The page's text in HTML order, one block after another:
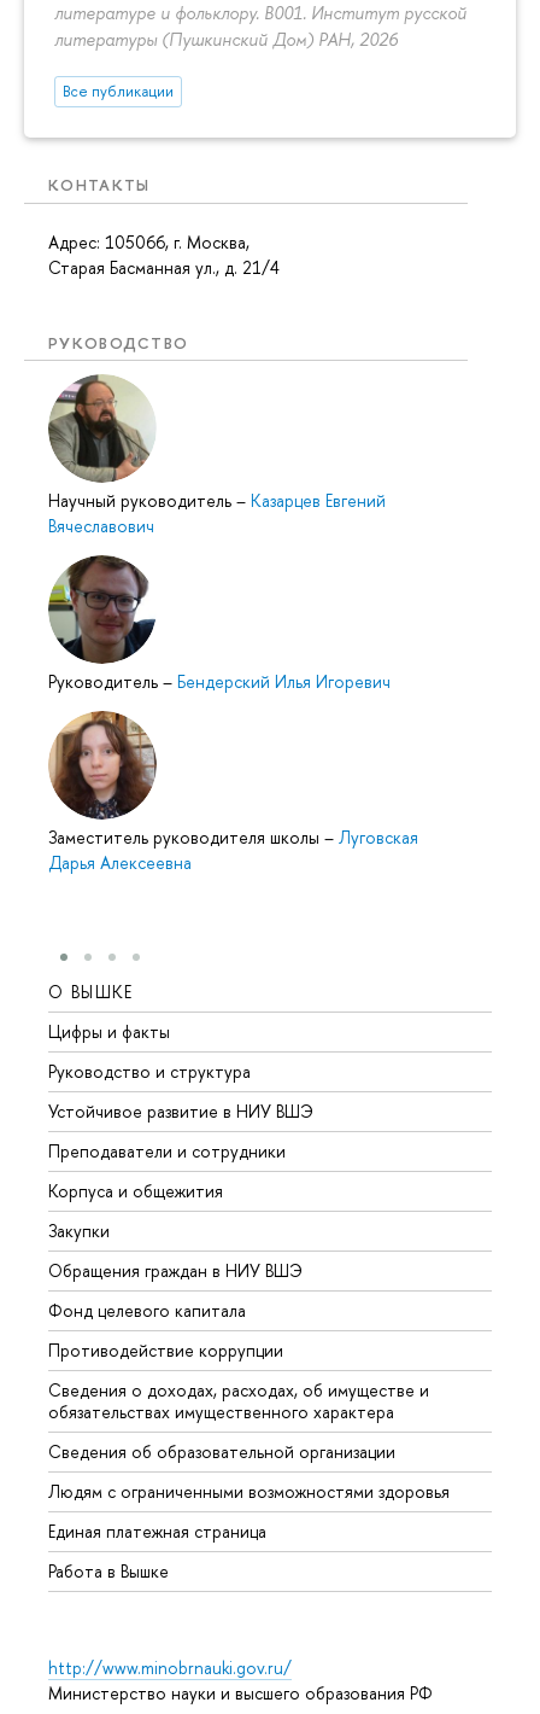
литературе и фольклору. B001. Институт русской
литературы (Пушкинский Дом) РАН, 2026
Все публикации
КОНТАКТЫ
Адрес: 105066, г. Москва,
Старая Басманная ул., д. 21/4
РУКОВОДСТВО
Научный руководитель – Казарцев Евгений
Вячеславович
Руководитель – Бендерский Илья Игоревич
Заместитель руководителя школы – Луговская
Дарья Алексеевна
О ВЫШКЕ
Цифры и факты
Руководство и структура
Устойчивое развитие в НИУ ВШЭ
Преподаватели и сотрудники
Корпуса и общежития
Закупки
Обращения граждан в НИУ ВШЭ
Фонд целевого капитала
Противодействие коррупции
Сведения о доходах, расходах, об имуществе и
обязательствах имущественного характера
Сведения об образовательной организации
Людям с ограниченными возможностями здоровья
Единая платежная страница
Работа в Вышке
http://www.minobrnauki.gov.ru/
Министерство науки и высшего образования РФ